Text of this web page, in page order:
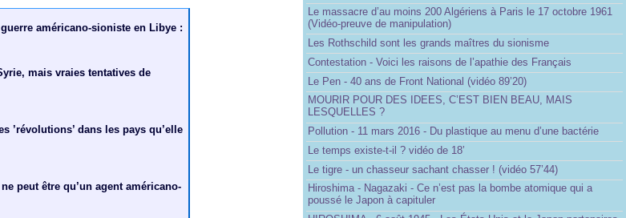
américano-sioniste en Libye :
mais vraies tentatives de
’révolutions’ dans les pays qu’elle
peut être qu’un agent américano-
Le massacre d’au moins 200 Algériens à Paris le 17 octobre 1961
(Vidéo-preuve de manipulation)
Les Rothschild sont les grands maîtres du sionisme
Contestation - Voici les raisons de l’apathie des Français
Le Pen - 40 ans de Front National (vidéo 89’20)
MOURIR POUR DES IDEES, C’EST BIEN BEAU, MAIS
LESQUELLES ?
Pollution - 11 mars 2016 - Du plastique au menu d’une bactérie
Le temps existe-t-il ? vidéo de 18’
Le tigre - un chasseur sachant chasser ! (vidéo 57’44)
Hiroshima - Nagazaki - Ce n’est pas la bombe atomique qui a
poussé le Japon à capituler